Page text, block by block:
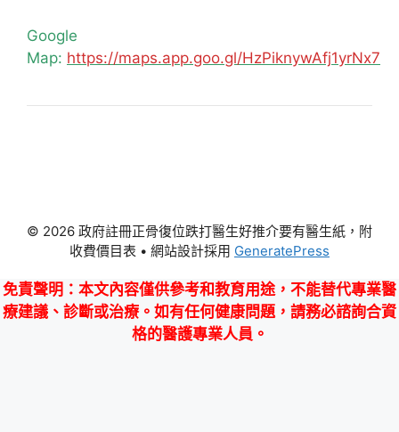
Google
Map: https://maps.app.goo.gl/HzPiknywAfj1yrNx7
© 2026 政府註冊正骨復位跌打醫生好推介要有醫生紙，附
收費價目表 • 網站設計採用 GeneratePress
免責聲明 ：本文內容僅供參考和教育用途，不能替代專業醫
療建議、診斷或治療。如有任何健康問題，請務必諮詢合資
格的醫護專業人員。